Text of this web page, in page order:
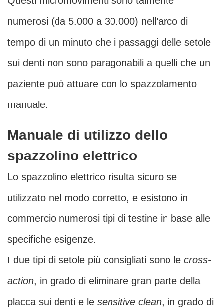
numerosi (da 5.000 a 30.000) nell’arco di
tempo di un minuto che i passaggi delle setole
sui denti non sono paragonabili a quelli che un
paziente può attuare con lo spazzolamento
manuale.
Manuale di utilizzo dello
spazzolino elettrico
Lo spazzolino elettrico risulta sicuro se
utilizzato nel modo corretto, e esistono in
commercio numerosi tipi di testine in base alle
specifiche esigenze.
I due tipi di setole più consigliati sono le cross-
action, in grado di eliminare gran parte della
placca sui denti e le sensitive clean, in grado di